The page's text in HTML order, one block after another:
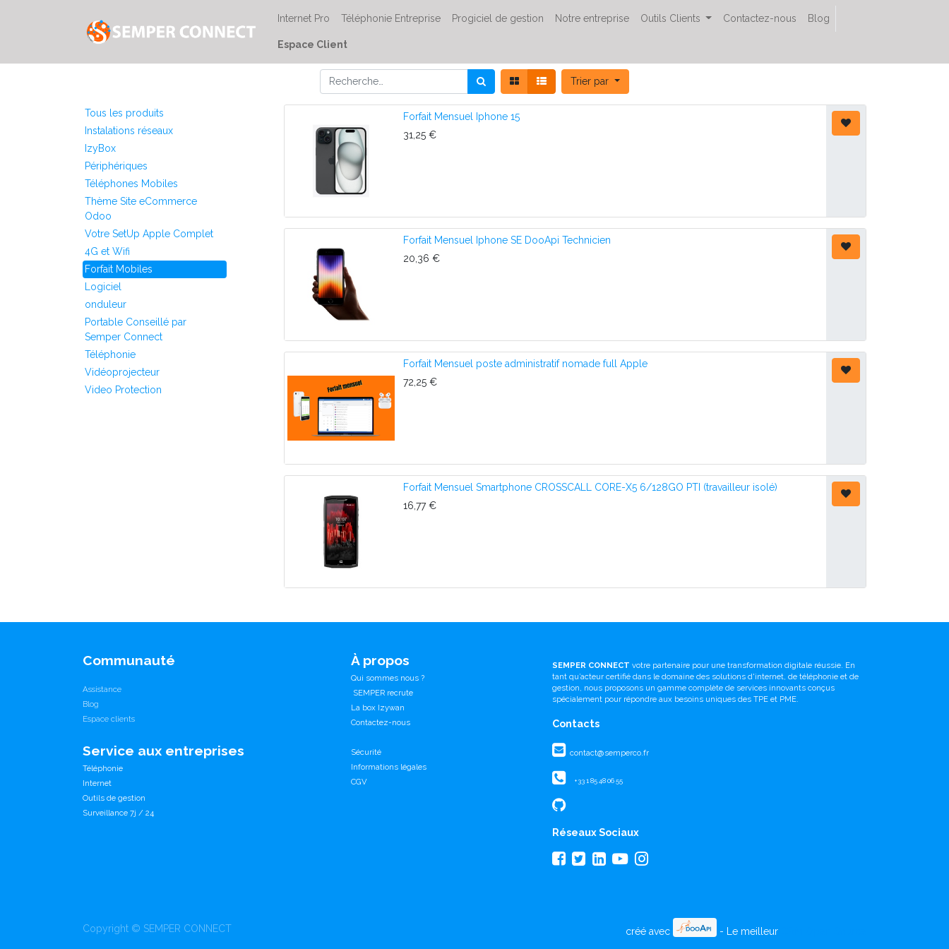
Internet Pro Téléphonie Entreprise Progiciel de gestion Notre entreprise Outils Clients Contactez-nous Blog
Espace Client
Trier par
Tous les produits
Instalations réseaux
IzyBox
Périphériques
Téléphones Mobiles
Thème Site eCommerce
Odoo
Votre SetUp Apple Complet
4G et Wifi
Forfait Mobiles
Logiciel
onduleur
Portable Conseillé par
Semper Connect
Téléphonie
Vidéoprojecteur
Video Protection
Forfait Mensuel Iphone 15
31,25 €
Forfait Mensuel Iphone SE DooApi Technicien
20,36 €
Forfait Mensuel poste administratif nomade full Apple
72,25 €
Forfait Mensuel Smartphone CROSSCALL CORE-X5 6/128GO PTI (travailleur isolé)
16,77€
Communauté
Assistance
Blog
Espace clients
Service aux entreprises
Téléphonie
Internet
Outils de gestion
Surveillance 7j / 24
À propos
Qui sommes nous ?
SEMPER recrute
La box Izywan
Contactez-nous
Sécurité
Informations légales
CGV
SEMPER CONNECT votre partenaire pour une transformation digitale réussie. En
tant qu’acteur certifié dans le domaine des solutions d'internet, de téléphonie et de
gestion, nous proposons un gamme complète de services innovants conçus
spécialement pour répondre aux besoins uniques des TPE et PME.
Contacts
contact@semperco.fr
+33 1 85 48 06 55
Réseaux Sociaux
Copyright © SEMPER CONNECT créé avec - Le meilleur